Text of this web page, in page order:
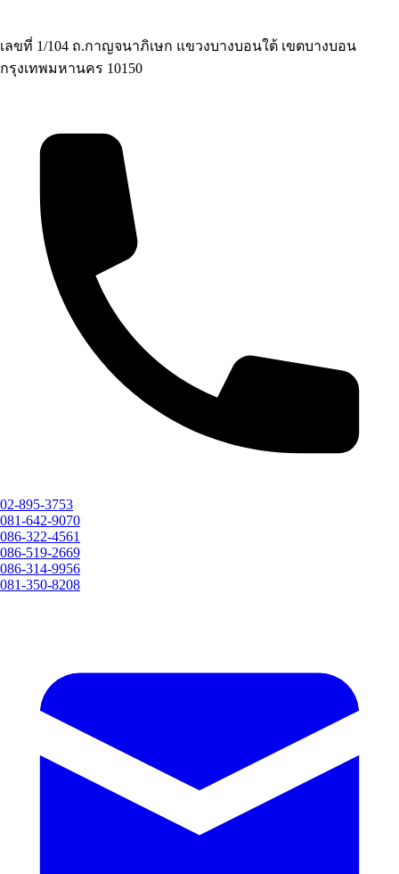
เลขที่ 1/104 ถ.กาญจนาภิเษก แขวงบางบอนใต้ เขตบางบอน
กรุงเทพมหานคร 10150
02-895-3753
081-642-9070
086-322-4561
086-519-2669
086-314-9956
081-350-8208